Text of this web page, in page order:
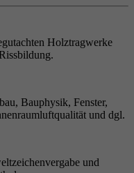
Holztragwerke
Bauphysik, Fenster,
und dgl.
und